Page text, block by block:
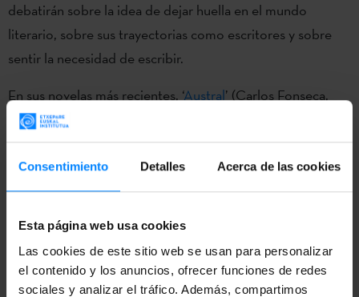
Consentimiento Detalles Acerca de las cookies
Esta página web usa cookies
Las cookies de este sitio web se usan para personalizar
el contenido y los anuncios, ofrecer funciones de redes
sociales y analizar el tráfico. Además, compartimos
debatirán sobre la idea de dejar huella en el mundo
literario, sobre sus trayectorias como escritores y sobre
sentir la necesidad de escribir.
En sus novelas más recientes, ‘Austral’ (Carlos Fonseca,
2022) y ‘Aitaren etxea
historias muy diferentes sobre el amor a la literatura, la
compulsión por escribir y el poder transformador de las
historias como grandes reveladoras de la verdad.
El debate será conducido por la crítica, escritora y editora
Emily Donaldson el 23 de septiembre a las 15:30 en
Lakeside Terrace (Toronto).